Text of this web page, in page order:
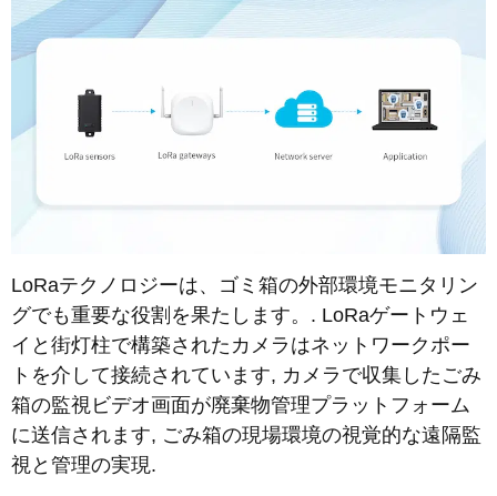
LoRaテクノロジーは、ゴミ箱の外部環境モニタリン
グでも重要な役割を果たします。. LoRaゲートウェ
イと街灯柱で構築されたカメラはネットワークポー
トを介して接続されています, カメラで収集したごみ
箱の監視ビデオ画面が廃棄物管理プラットフォーム
に送信されます, ごみ箱の現場環境の視覚的な遠隔監
視と管理の実現.